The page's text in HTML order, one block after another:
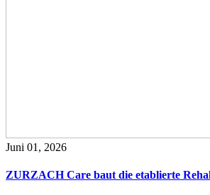
Juni 01, 2026
ZURZACH Care baut die etablierte